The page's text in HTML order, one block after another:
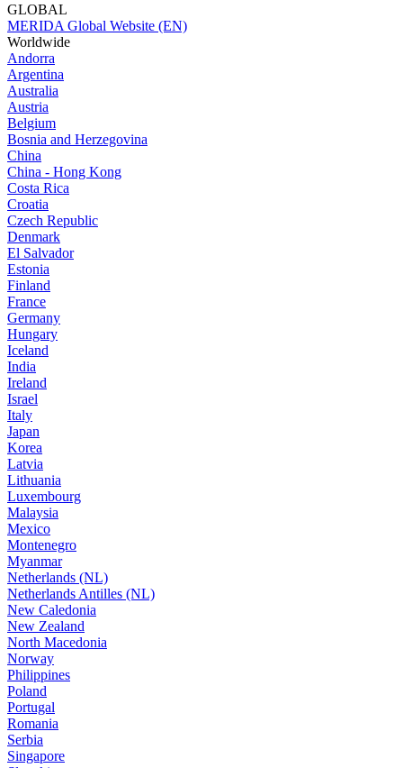
GLOBAL
MERIDA Global Website (EN)
Worldwide
Andorra
Argentina
Australia
Austria
Belgium
Bosnia and Herzegovina
China
China - Hong Kong
Costa Rica
Croatia
Czech Republic
Denmark
El Salvador
Estonia
Finland
France
Germany
Hungary
Iceland
India
Ireland
Israel
Italy
Japan
Korea
Latvia
Lithuania
Luxembourg
Malaysia
Mexico
Montenegro
Myanmar
Netherlands (NL)
Netherlands Antilles (NL)
New Caledonia
New Zealand
North Macedonia
Norway
Philippines
Poland
Portugal
Romania
Serbia
Singapore